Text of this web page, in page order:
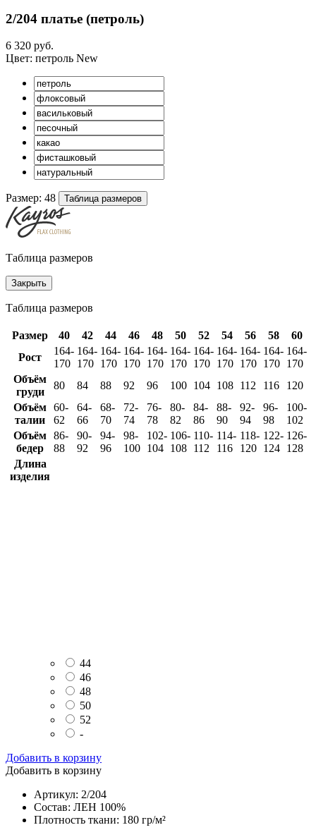
2/204 платье (петроль)
6 320 руб.
Цвет: петроль New
Размер: 48 Таблица размеров
Таблица размеров
Закрыть
Таблица размеров
Размер 40 42 44 46 48 50 52 54 56 58
60
Рост
164-
170
164-
170
164-
170
164-
170
164-
170
164-
170
164-
170
164-
170
164-
170
164-
170
164-
170
Объём
груди
80 84 88 92 96 100 104 108 112 116
120
Объём
талии
60-
62
64-
66
68-
70
72-
74
76-
78
80-
82
84-
86
88-
90
92-
94
96-
98
100-
102
Объём
бедер
86-
88
90-
92
94-
96
98-
100
102-
104
106-
108
110-
112
114-
116
118-
120
122-
124
126-
128
Длина
изделия
44
46
48
50
52
-
Добавить в корзину
Добавить в корзину
Артикул: 2/204
Состав: ЛЕН 100%
Плотность ткани: 180 гр/м²